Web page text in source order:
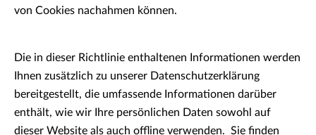
von Cookies nachahmen können.
Die in dieser Richtlinie enthaltenen Informationen werden
Ihnen zusätzlich zu unserer Datenschutzerklärung
bereitgestellt, die umfassende Informationen darüber
enthält, wie wir Ihre persönlichen Daten sowohl auf
dieser Website als auch offline verwenden. Sie finden